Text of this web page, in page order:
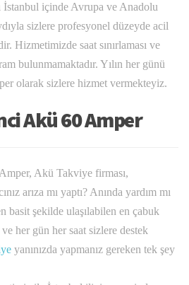
İstanbul içinde Avrupa ve Anadolu
sizlere profesyonel düzeyde acil
Hizmetimizde saat sınırlaması ve
bulunmamaktadır. Yılın her günü
olarak sizlere hizmet vermekteyiz.
Akü 60 Amper
Akü Takviye firması,
arıza mı yaptı? Anında yardım mı
basit şekilde ulaşılabilen en çabuk
her gün her saat sizlere destek
yanınızda yapmanız gereken tek şey